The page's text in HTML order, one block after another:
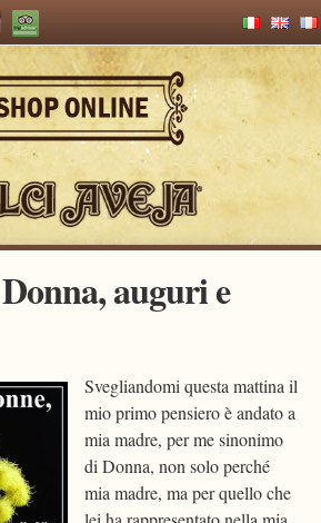
auguri e
Svegliandomi questa mattina il
mio primo pensiero è andato a
mia madre, per me sinonimo
di Donna, non solo perché
mia madre, ma per quello che